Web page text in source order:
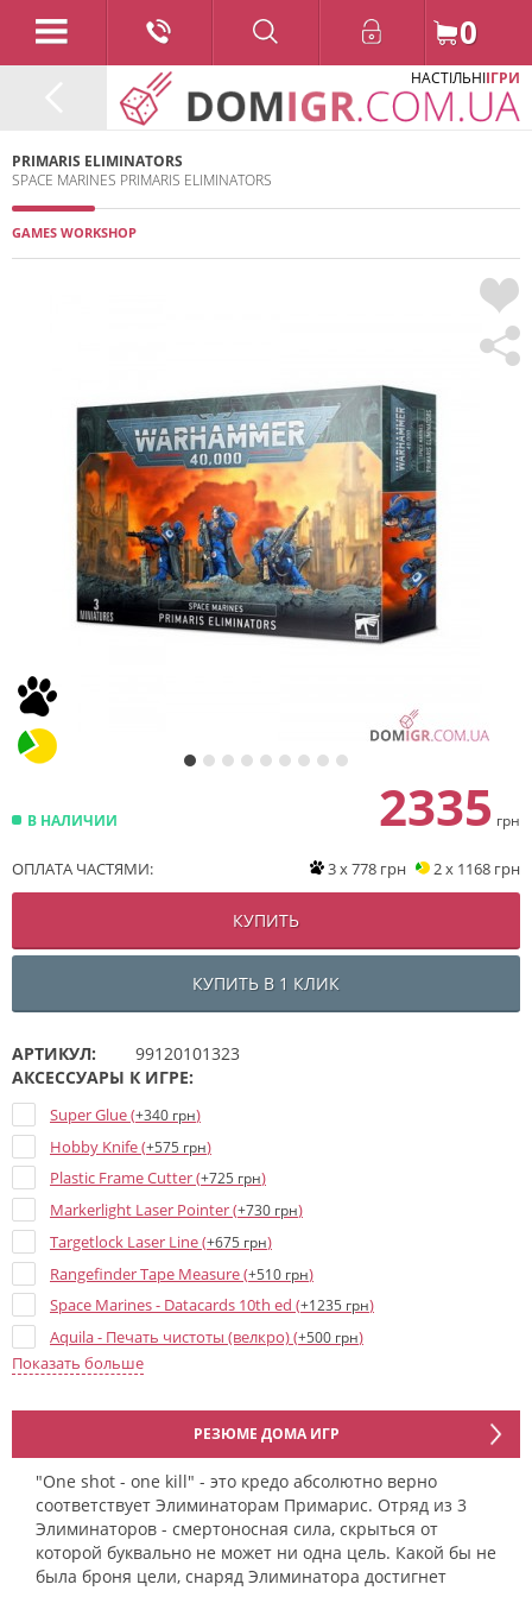
0
НАСТІЛЬНІІГРИ
PRIMARIS ELIMINATORS
SPACE MARINES PRIMARIS ELIMINATORS
GAMES WORKSHOP
В НАЛИЧИИ 2335 грн
ОПЛАТА ЧАСТЯМИ: 3 x 778 грн 2 x 1168 грн
КУПИТЬ
КУПИТЬ В 1 КЛИК
АРТИКУЛ:
99120101323
АКСЕССУАРЫ К ИГРЕ:
Super Glue (+340 грн)
Hobby Knife (+575 грн)
Plastic Frame Cutter (+725 грн)
Markerlight Laser Pointer (+730 грн)
Targetlock Laser Line (+675 грн)
Rangefinder Tape Measure (+510 грн)
Space Marines - Datacards 10th ed (+1235 грн)
Aquila - Печать чистоты (велкро) (+500 грн)
Брелок «Space Marine MKVII Helmet Gold» (
Брелок «Space Marine Primaris Helmet Metal» (
Брелок «Custodian Shoulder Plate» (+440 грн)
Брелок «Space Marine MKVII Helmet Ultramarines» (
+495 грн
Показать больше
РЕЗЮМЕ ДОМА ИГР
"One shot - one kill" - это кредо абсолютно верно
соответствует Элиминаторам Примарис. Отряд из 3
Элиминаторов - смертоносная сила, скрыться от
которой буквально не может ни одна цель. Какой бы не
была броня цели, снаряд Элиминатора достигнет